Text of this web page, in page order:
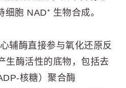
胞 NAD⁺ 生物合成。
辅酶直接参与氧化还原反
生酶活性的底物，包括去
核糖）聚合酶